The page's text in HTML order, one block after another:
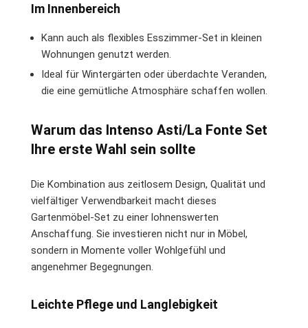
Im Innenbereich
Kann auch als flexibles Esszimmer-Set in kleinen
Wohnungen genutzt werden.
Ideal für Wintergärten oder überdachte Veranden,
die eine gemütliche Atmosphäre schaffen wollen.
Warum das Intenso Asti/La Fonte Set
Ihre erste Wahl sein sollte
Die Kombination aus zeitlosem Design, Qualität und
vielfältiger Verwendbarkeit macht dieses
Gartenmöbel-Set zu einer lohnenswerten
Anschaffung. Sie investieren nicht nur in Möbel,
sondern in Momente voller Wohlgefühl und
angenehmer Begegnungen.
Leichte Pflege und Langlebigkeit